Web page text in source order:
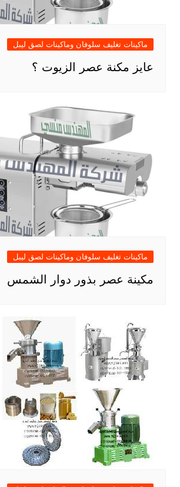
ماكينات تغليف سلوفان وماكينات لصق ليبل
عايز مكنة عصر الزيوت ؟
ماكينات تغليف سلوفان وماكينات لصق ليبل
مكينة عصر بذور دوار الشمس